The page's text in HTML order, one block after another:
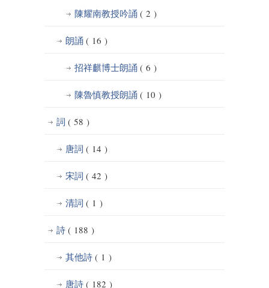
陳耀南教授吟誦 ( 2 )
朗誦 ( 16 )
招祥麒博士朗誦 ( 6 )
陳魯慎教授朗誦 ( 10 )
詞 ( 58 )
唐詞 ( 14 )
宋詞 ( 42 )
清詞 ( 1 )
詩 ( 188 )
其他詩 ( 1 )
唐詩 ( 182 )